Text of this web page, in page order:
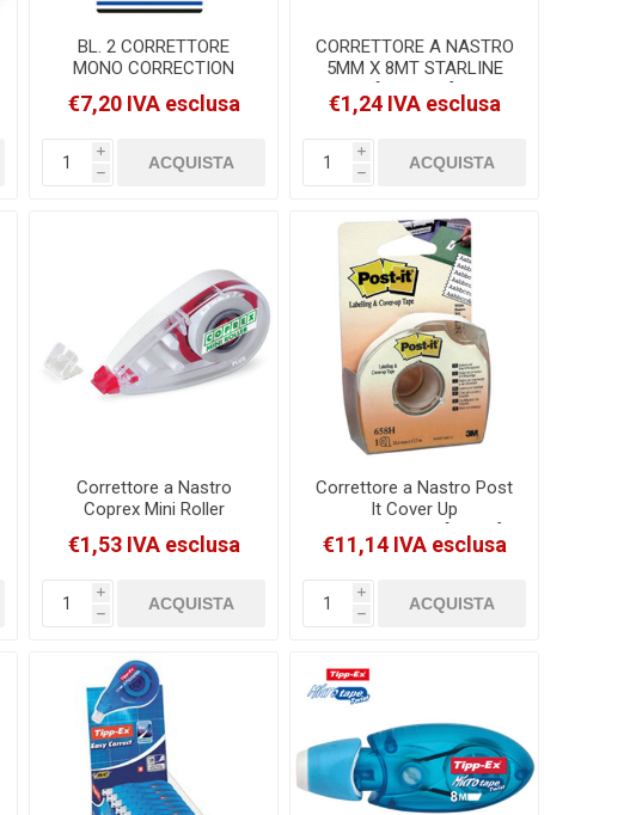
BL. 2 CORRETTORE
MONO CORRECTION
TAPE 4,2mm x 10 MT
TOMBOW [PCT-YT4-2P]
€7,20 IVA esclusa
i
h
CORRETTORE A NASTRO
5MM X 8MT STARLINE
€1,24 IVA esclusa
i
h
Correttore a Nastro
Coprex Mini Roller
4.2mmX7mt Chiusura
Salva Nastro [8090]
€1,53 IVA esclusa
i
h
Correttore a Nastro Post
It Cover Up
25mmx17.7mt [39138]
€11,14 IVA esclusa
i
h